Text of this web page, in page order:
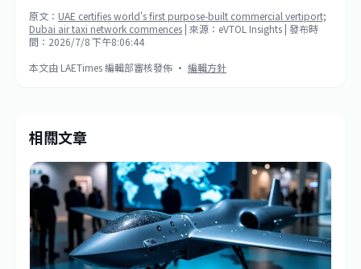
原文： UAE certifies world's first purpose-built commercial vertiport;
Dubai air taxi network commences | 來源：eVTOL Insights | 發布時
間：2026/7/8 下午8:06:44
本文由 LAETimes 編輯部審核發佈 · 編輯方針
相關文章